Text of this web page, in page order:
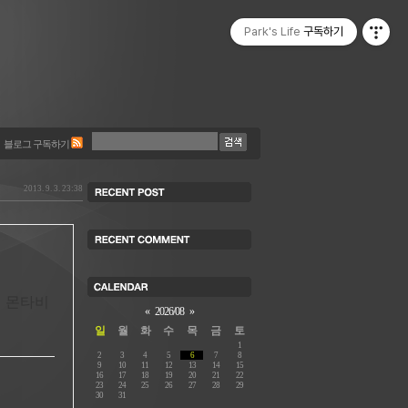
블로그 구독하기
2013. 9. 3. 23:38
타비
« 2026/08 »
일
월 화 수 목 금 토
1
2
3 4 5 6 7
8
9
10 11 12 13 14
15
16
17 18 19 20 21
22
23
24 25 26 27 28
29
30
31
Park's Life 구독하기